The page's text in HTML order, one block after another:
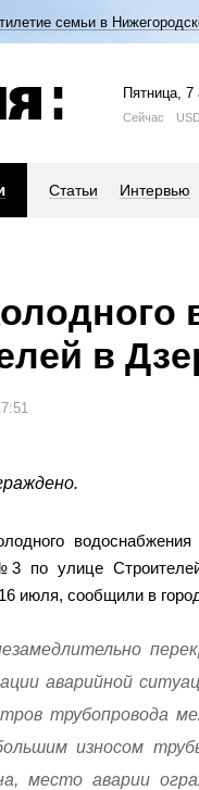
семьи в
Пятница, 7
Сейчас
Статьи Интервью
в
по улице
июля, сообщили в
аварийной
трубопровода
износом
место аварии